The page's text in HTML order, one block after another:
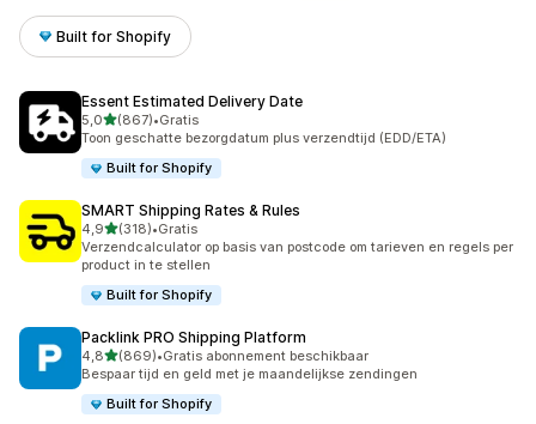
Built for Shopify
Essent Estimated Delivery Date
5,0van 5 sterren
(867)
867 recensies in totaal
•Gratis
Toon geschatte bezorgdatum plus verzendtijd (EDD/ETA)
Built for Shopify
SMART Shipping Rates & Rules
4,9van 5 sterren
(318)
318 recensies in totaal
•Gratis
Verzendcalculator op basis van postcode om tarieven en regels per
product in te stellen
Built for Shopify
Packlink PRO Shipping Platform
4,8van 5 sterren
(869)
869 recensies in totaal
•Gratis abonnement beschikbaar
Bespaar tijd en geld met je maandelijkse zendingen
Built for Shopify